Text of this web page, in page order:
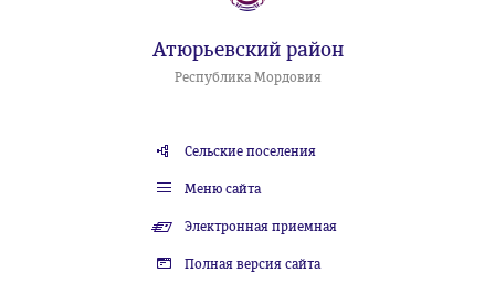
Атюрьевский район
Республика Мордовия
Сельские поселения
Меню сайта
Электронная приемная
Полная версия сайта